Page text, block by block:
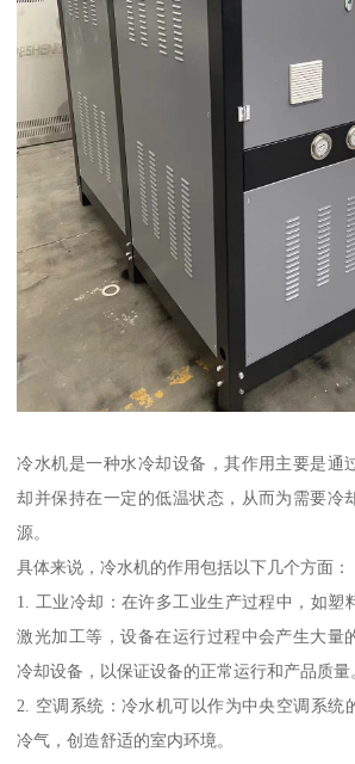
冷水机是一种水冷却设备，其作用主要是通
却并保持在一定的低温状态，从而为需要冷
源。
具体来说，冷水机的作用包括以下几个方面：
1. 工业冷却：在许多工业生产过程中，如塑
激光加工等，设备在运行过程中会产生大量
冷却设备，以保证设备的正常运行和产品质量
2. 空调系统：冷水机可以作为中央空调系统
冷气，创造舒适的室内环境。